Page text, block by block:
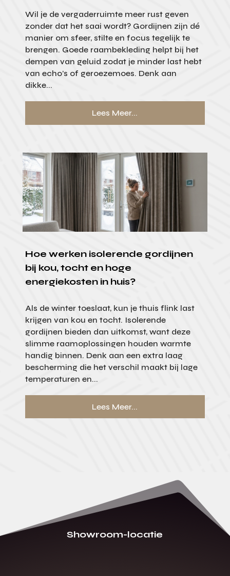
Wil je de vergaderruimte meer rust geven
zonder dat het saai wordt? Gordijnen zijn dé
manier om sfeer, stilte en focus tegelijk te
brengen. Goede raambekleding helpt bij het
dempen van geluid zodat je minder last hebt
van echo’s of geroezemoes. Denk aan
dikke...
Lees Meer...
Hoe werken isolerende gordijnen
bij kou, tocht en hoge
energiekosten in huis?
Als de winter toeslaat, kun je thuis flink last
krijgen van kou en tocht. Isolerende
gordijnen bieden dan uitkomst, want deze
slimme raamoplossingen houden warmte
handig binnen. Denk aan een extra laag
bescherming die het verschil maakt bij lage
temperaturen en...
Lees Meer...
Showroom-locatie